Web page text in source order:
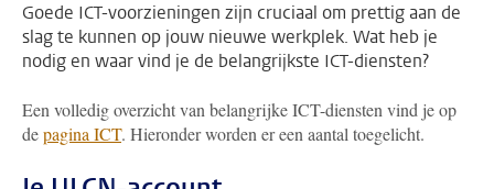
Goede ICT-voorzieningen zijn cruciaal om prettig aan de
slag te kunnen op jouw nieuwe werkplek. Wat heb je
nodig en waar vind je de belangrijkste ICT-diensten?
Een volledig overzicht van belangrijke ICT-diensten vind je op
depagina ICT. Hieronder worden er een aantal toegelicht.